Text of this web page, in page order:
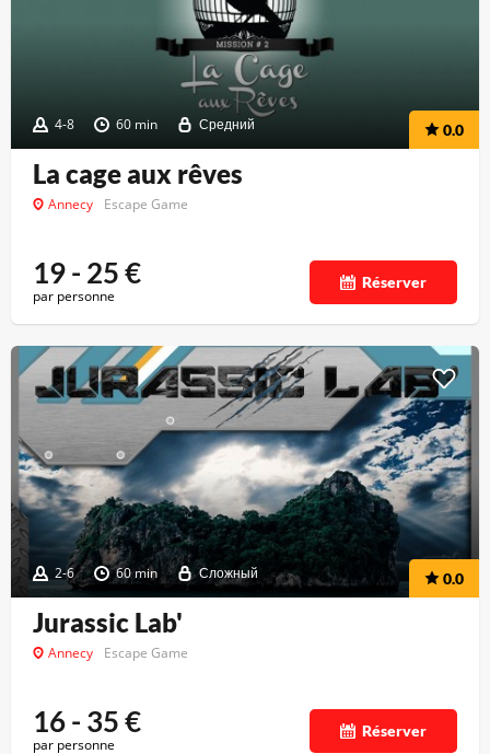
4-8 60 min Средний 0.0
La cage aux rêves
Annecy Escape Game
19 - 25€
par personne
Réserver
2-6 60 min Сложный 0.0
Jurassic Lab'
Annecy Escape Game
16 - 35€
par personne
Réserver